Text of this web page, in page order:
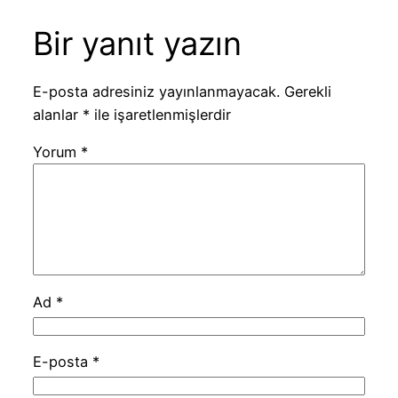
Bir yanıt yazın
E-posta adresiniz yayınlanmayacak. Gerekli
alanlar * ile işaretlenmişlerdir
Yorum *
Ad *
E-posta *